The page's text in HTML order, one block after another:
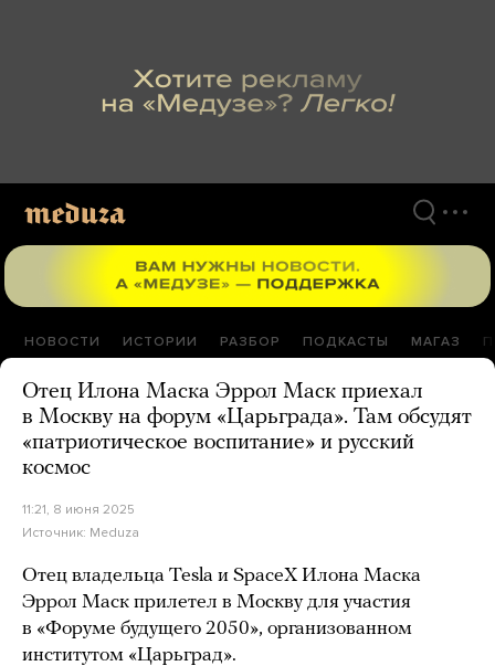
НОВОСТИ ИСТОРИИ РАЗБОР ПОДКАСТЫ МАГАЗ
Отец Илона Маска Эррол Маск приехал
в Москву на форум «Царьграда». Там обсудят
«патриотическое воспитание» и русский
космос
11:21, 8 июня 2025
Источник: Meduza
Отец владельца Tesla и SpaceX Илона Маска
Эррол Маск прилетел в Москву для участия
в «Форуме будущего 2050», организованном
институтом «Царьград».